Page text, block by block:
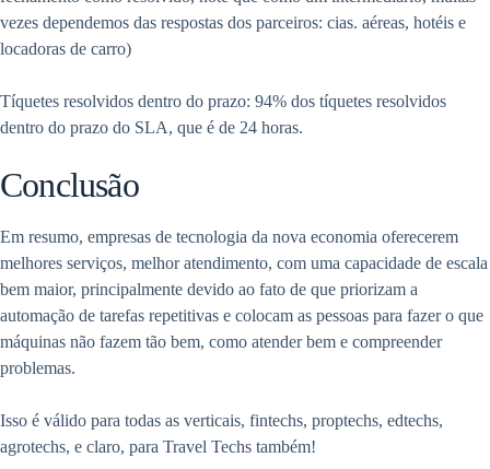
vezes dependemos das respostas dos parceiros: cias. aéreas, hotéis e
locadoras de carro)
Tíquetes resolvidos dentro do prazo: 94% dos tíquetes resolvidos
dentro do prazo do SLA, que é de 24 horas.
Conclusão
Em resumo, empresas de tecnologia da nova economia oferecerem
melhores serviços, melhor atendimento, com uma capacidade de escala
bem maior, principalmente devido ao fato de que priorizam a
automação de tarefas repetitivas e colocam as pessoas para fazer o que
máquinas não fazem tão bem, como atender bem e compreender
problemas.
Isso é válido para todas as verticais, fintechs, proptechs, edtechs,
agrotechs, e claro, para Travel Techs também!